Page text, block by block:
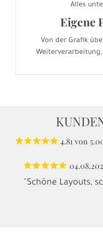
Alles
Eigene
Von der Grafik
4.81von
"Schöne Layouts,